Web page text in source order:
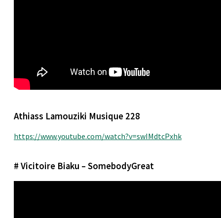
Athiass Lamouziki Musique 228
https://www.youtube.com/watch?v=swIMdtcPxhk
# Vicitoire Biaku – SomebodyGreat